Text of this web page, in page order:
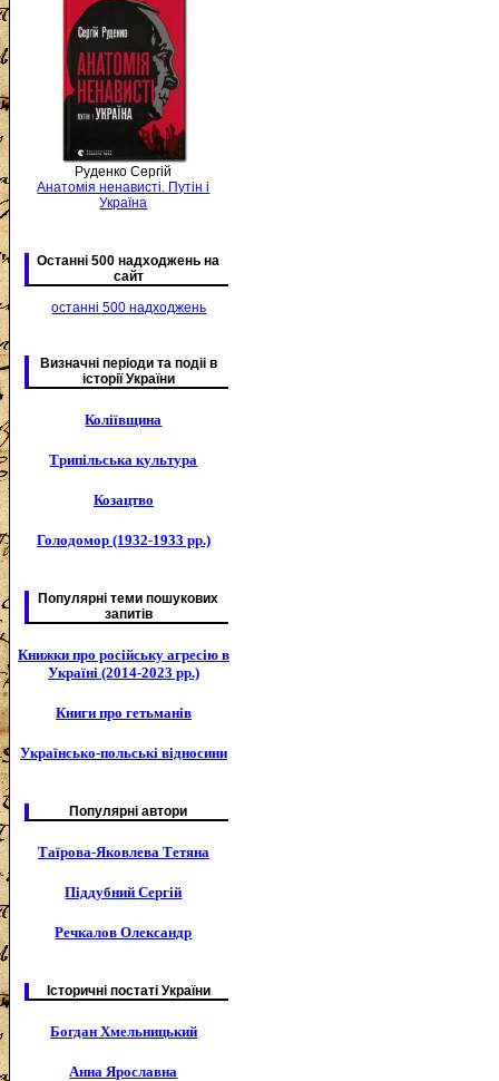
Руденко Сергій
Анатомія ненависті. Путін і
Україна
Останні 500 надходжень на
сайт
останні 500 надходжень
Визначні періоди та подіі в
історії України
Коліївщина
Трипільська культура
Козацтво
Голодомор (1932-1933 рр.)
Популярні теми пошукових
запитів
Книжки про російську агресію в
Україні (2014-2023 рр.)
Книги про гетьманів
Українсько-польські відносини
Популярні автори
Таїрова-Яковлева Тетяна
Піддубний Сергій
Речкалов Олександр
Історичні постаті України
Богдан Хмельницький
Анна Ярославна